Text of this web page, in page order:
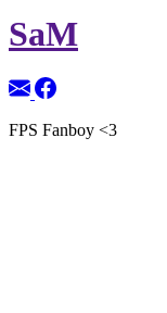
SaM
FPS Fanboy <3